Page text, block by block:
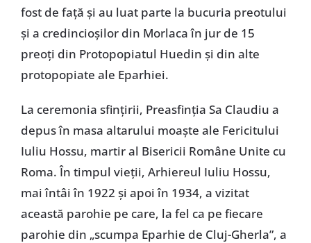
fost de față și au luat parte la bucuria preotului
și a credincioșilor din Morlaca în jur de 15
preoți din Protopopiatul Huedin și din alte
protopopiate ale Eparhiei.
La ceremonia sfințirii, Preasfinția Sa Claudiu a
depus în masa altarului moaște ale Fericitului
Iuliu Hossu, martir al Bisericii Române Unite cu
Roma. În timpul vieții, Arhiereul Iuliu Hossu,
mai întâi în 1922 și apoi în 1934, a vizitat
această parohie pe care, la fel ca pe fiecare
parohie din „scumpa Eparhie de Cluj-Gherla”, a